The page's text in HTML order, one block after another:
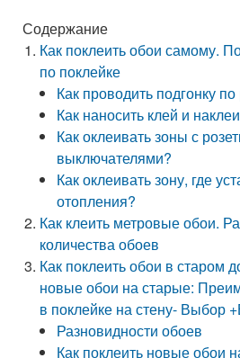
Содержание
Как поклеить обои самому.
по поклейке
Как проводить подгонку
Как наносить клей и
Как оклеивать зоны с
выключателями?
Как оклеивать зону, где
отопления?
Как клеить метровые обои.
количества обоев
Как поклеить обои в старом
новые обои на старые:
в поклейке на стену- Выбор
Разновидности обоев
Как поклеить новые обои